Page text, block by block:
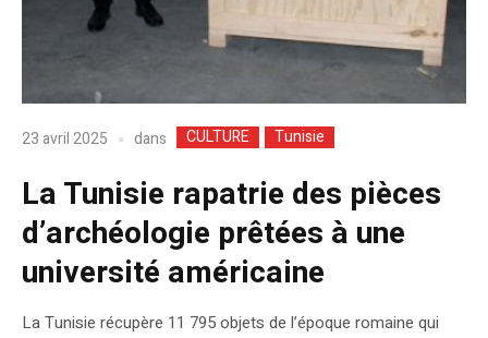
23 avril 2025 dans CULTURE Tunisie
La Tunisie rapatrie des pièces
d’archéologie prêtées à une
université américaine
La Tunisie récupère 11 795 objets de l’époque romaine qui